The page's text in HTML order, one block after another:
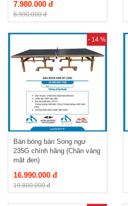
7.980.000 đ
8.990.000 đ
- 14 %
Bàn bóng bàn Song ngư
235G chính hãng (Chân vàng
mặt đen)
16.990.000 đ
19.800.000 đ